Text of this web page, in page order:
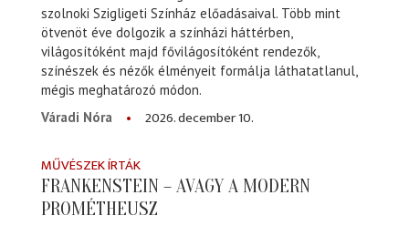
szolnoki Szigligeti Színház előadásaival. Több mint
ötvenöt éve dolgozik a színházi háttérben,
világosítóként majd fővilágosítóként rendezők,
színészek és nézők élményeit formálja láthatatlanul,
mégis meghatározó módon.
Váradi Nóra
2026. december 10.
MŰVÉSZEK ÍRTÁK
FRANKENSTEIN – AVAGY A MODERN
PROMÉTHEUSZ